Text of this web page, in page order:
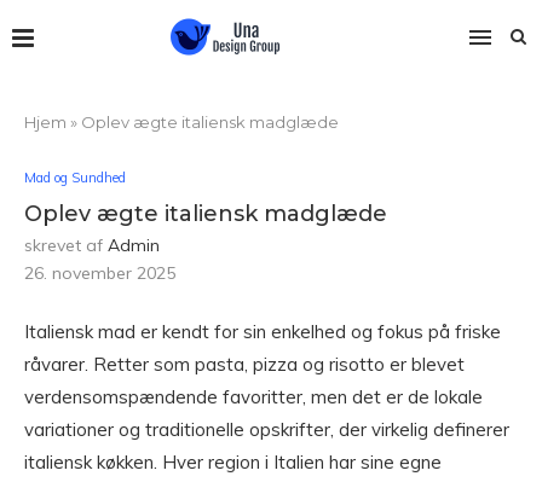
Hjem » Oplev ægte italiensk madglæde
Mad og Sundhed
Oplev ægte italiensk madglæde
skrevet af Admin
26. november 2025
Italiensk mad er kendt for sin enkelhed og fokus på friske
råvarer. Retter som pasta, pizza og risotto er blevet
verdensomspændende favoritter, men det er de lokale
variationer og traditionelle opskrifter, der virkelig definerer
italiensk køkken. Hver region i Italien har sine egne